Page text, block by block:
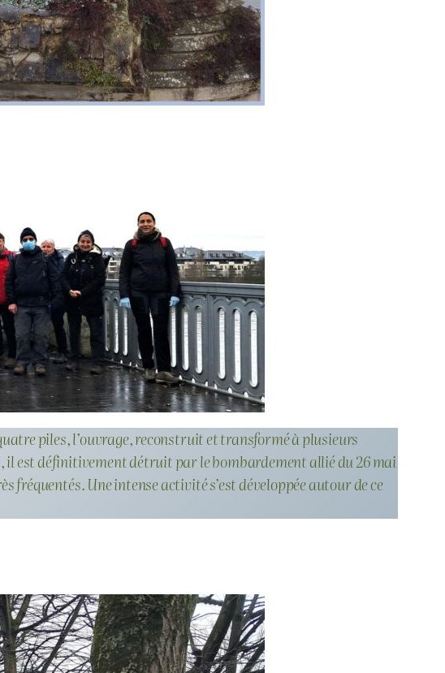
piles, l’ouvrage, reconstruit et transformé à plusieurs
est définitivement détruit par le bombardement allié du 26 mai
fréquentés. Une intense activité s’est développée autour de ce